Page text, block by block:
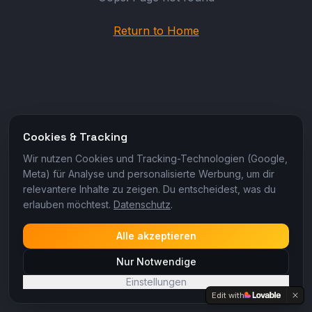
Return to Home
Cookies & Tracking
Wir nutzen Cookies und Tracking-Technologien (Google,
Meta) für Analyse und personalisierte Werbung, um dir
relevantere Inhalte zu zeigen. Du entscheidest, was du
erlauben möchtest. Datenschutz.
Alle akzeptieren
Nur Notwendige
Einstellungen
Edit with